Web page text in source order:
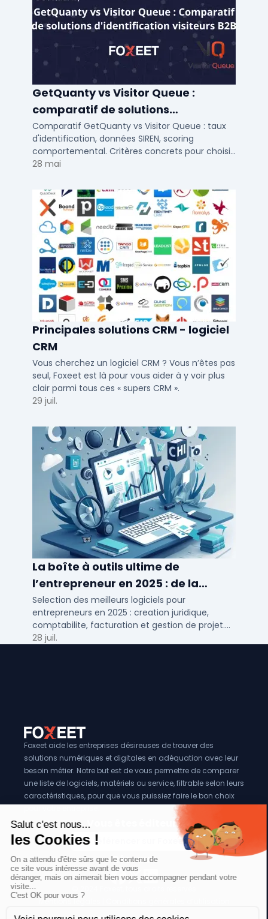
GetQuanty vs Visitor Queue :
comparatif de solutions
d'identification visiteurs B2B
Comparatif GetQuanty vs Visitor Queue : taux
d'identification, données SIREN, scoring
comportemental. Critères concrets pour choisir
votre solution de lead generation B2B en PME et
28 mai
Principales solutions CRM - logiciel
CRM
Vous cherchez un logiciel CRM ? Vous n’êtes pas
seul, Foxeet est là pour vous aider à y voir plus
clair parmi tous ces « supers CRM ».
29 juil.
La boîte à outils ultime de
l’entrepreneur en 2025 : de la
création à la gestion
Selection des meilleurs logiciels pour
entrepreneurs en 2025 : creation juridique,
comptabilite, facturation et gestion de projet.
Outils adaptes aux TPE, PME et independants en
28 juil.
Foxeet aide les entreprises désireuses de trouver des
solutions numériques et digitales en adéquation avec leur
besoin métier. Notre but est de vous permettre de comparer
une liste de logiciels, matériels ou service, filtrable selon leurs
caractéristiques, pour que vous puissiez faire le bon choix
Vous êtes éditeur?
Se référencer sur Foxeet
Réseaux
Mentions légales